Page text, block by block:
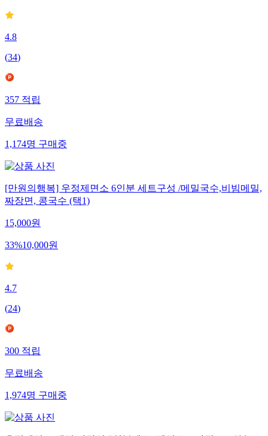
4.8
(34)
357 적립
무료배송
1,174명 구매중
[만원의행복] 우정제면소 6인분 세트구성 /메밀국수,비빔메밀,
짜장면, 콩국수 (택1)
15,000원
33%10,000원
4.7
(24)
300 적립
무료배송
1,974명 구매중